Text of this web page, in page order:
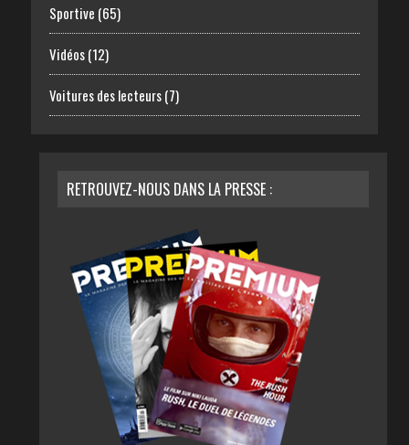
Sportive (65)
Vidéos(12)
Voitures des lecteurs(7)
RETROUVEZ-NOUS DANS LA PRESSE :